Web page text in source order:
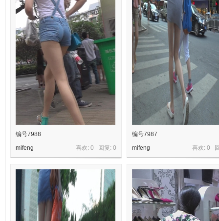
编号7988
喜欢: 0 回复: 0
mifeng
编号7987
喜欢: 0
mifeng